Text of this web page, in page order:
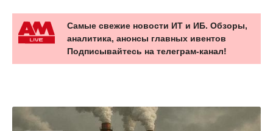
Самые свежие новости ИТ и ИБ. Обзоры,
аналитика, анонсы главных ивентов
Подписывайтесь на телеграм-канал!